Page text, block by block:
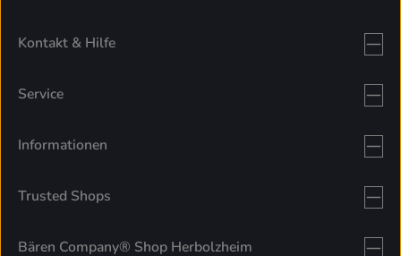
Kontakt & Hilfe
Service
Informationen
Trusted Shops
Bären Company® Shop Herbolzheim